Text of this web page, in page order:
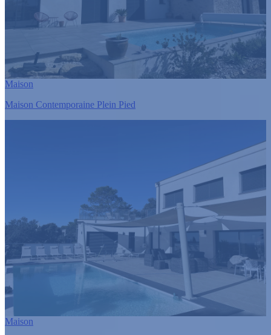
Maison
Maison Contemporaine Plein Pied
Maison